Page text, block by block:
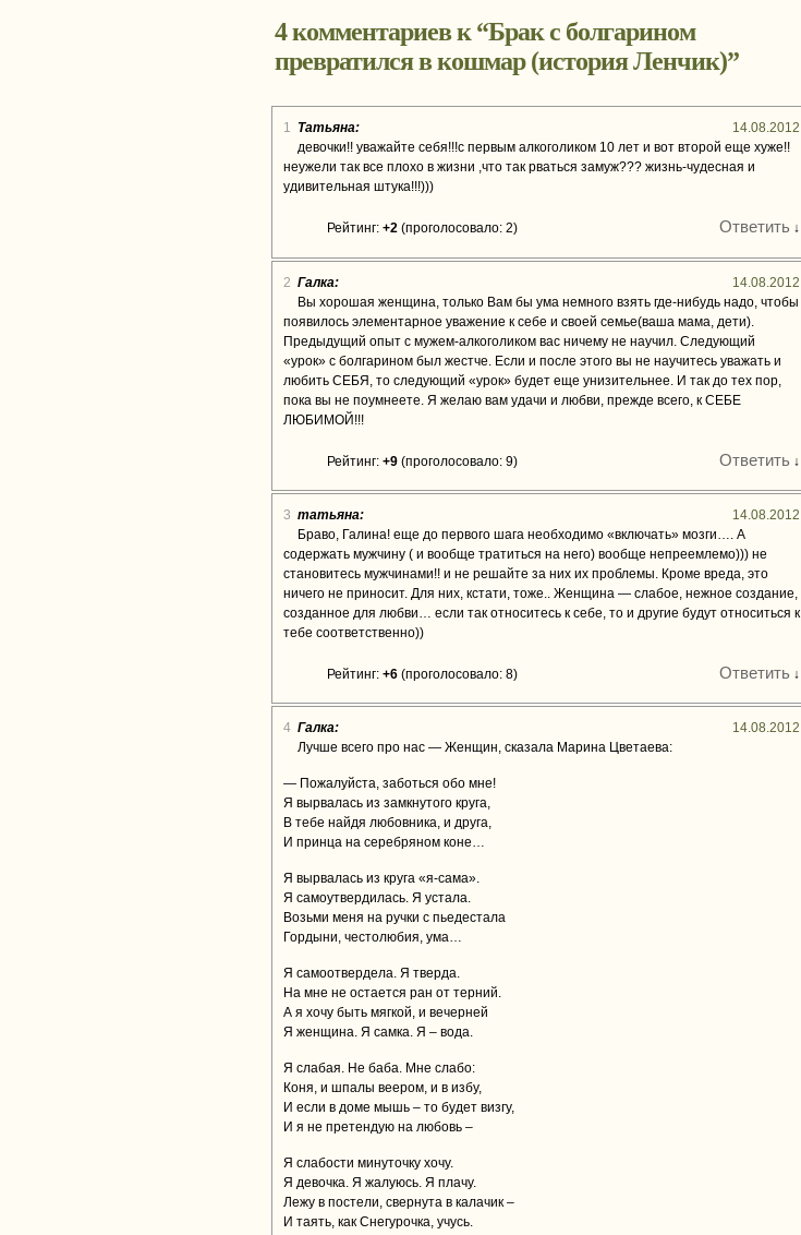
4 комментариев к “Брак с болгарином
превратился в кошмар (история Ленчик)”
1 Татьяна:
14.08.2012
девочки!! уважайте себя!!!с первым алкоголиком 10 лет и вот второй еще хуже!!
неужели так все плохо в жизни ,что так рваться замуж??? жизнь-чудесная и
удивительная штука!!!)))
Рейтинг: +2 (проголосовало: 2) Ответить ↓
2 Галка:
14.08.2012
Вы хорошая женщина, только Вам бы ума немного взять где-нибудь надо, чтобы
появилось элементарное уважение к себе и своей семье(ваша мама, дети).
Предыдущий опыт с мужем-алкоголиком вас ничему не научил. Следующий
«урок» с болгарином был жестче. Если и после этого вы не научитесь уважать и
любить СЕБЯ, то следующий «урок» будет еще унизительнее. И так до тех пор,
пока вы не поумнеете. Я желаю вам удачи и любви, прежде всего, к СЕБЕ
ЛЮБИМОЙ!!!
Рейтинг: +9 (проголосовало: 9) Ответить ↓
3 татьяна:
14.08.2012
Браво, Галина! еще до первого шага необходимо «включать» мозги…. А
содержать мужчину ( и вообще тратиться на него) вообще непреемлемо))) не
становитесь мужчинами!! и не решайте за них их проблемы. Кроме вреда, это
ничего не приносит. Для них, кстати, тоже.. Женщина — слабое, нежное создание,
созданное для любви… если так относитесь к себе, то и другие будут относиться к
тебе соответственно))
Рейтинг: +6 (проголосовало: 8) Ответить ↓
4 Галка:
14.08.2012
Лучше всего про нас — Женщин, сказала Марина Цветаева:
— Пожалуйста, заботься обо мне!
Я вырвалась из замкнутого круга,
В тебе найдя любовника, и друга,
И принца на серебряном коне…
Я вырвалась из круга «я-сама».
Я самоутвердилась. Я устала.
Возьми меня на ручки с пьедестала
Гордыни, честолюбия, ума…
Я самоотвердела. Я тверда.
На мне не остается ран от терний.
А я хочу быть мягкой, и вечерней
Я женщина. Я самка. Я – вода.
Я слабая. Не баба. Мне слабо:
Коня, и шпалы веером, и в избу,
И если в доме мышь – то будет визгу,
И я не претендую на любовь –
Я слабости минуточку хочу.
Я девочка. Я жалуюсь. Я плачу.
Лежу в постели, свернута в калачик –
И таять, как Снегурочка, учусь.